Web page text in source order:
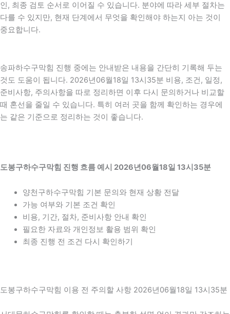
인, 최종 검토 순서로 이어질 수 있습니다. 분야에 따라 세부 절차는
다를 수 있지만, 현재 단계에서 무엇을 확인해야 하는지 아는 것이
중요합니다.
송파하수구막힘 진행 중에는 안내받은 내용을 간단히 기록해 두는
것도 도움이 됩니다. 2026년06월18일 13시35분 비용, 조건, 일정,
준비사항, 주의사항을 따로 정리하면 이후 다시 문의하거나 비교할
때 혼선을 줄일 수 있습니다. 특히 여러 곳을 함께 확인하는 경우에
는 같은 기준으로 정리하는 것이 좋습니다.
도봉구하수구막힘 진행 흐름 예시 2026년06월18일 13시35분
양천구하수구막힘 기본 문의와 현재 상황 전달
가능 여부와 기본 조건 확인
비용, 기간, 절차, 준비사항 안내 확인
필요한 자료와 개인정보 활용 범위 확인
최종 진행 전 조건 다시 확인하기
도봉구하수구막힘 이용 전 주의할 사항 2026년06월18일 13시35분